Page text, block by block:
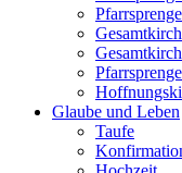
Glaube und Leben
Taufe